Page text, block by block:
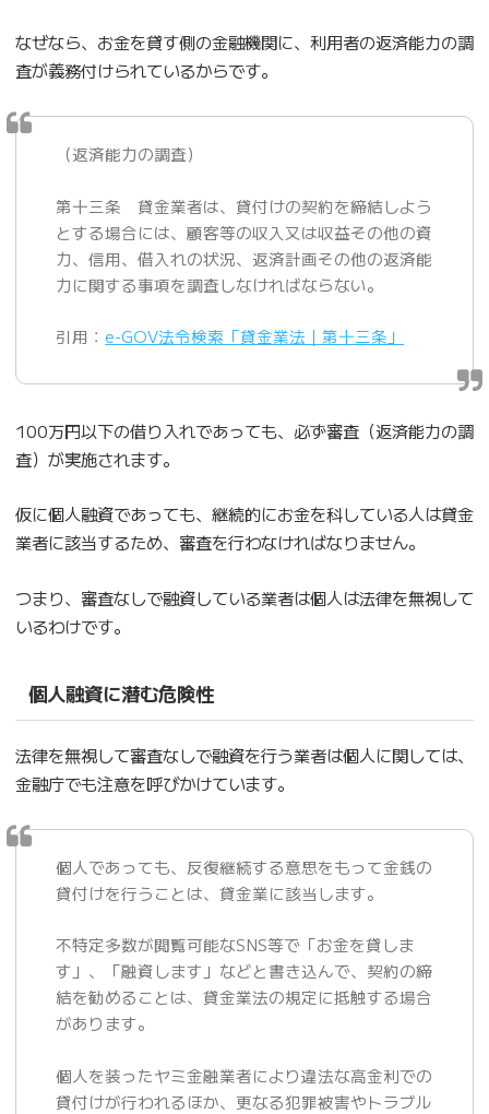
なぜなら、お金を貸す側の金融機関に、利用者の返済能力の調
査が義務付けられているからです。
（返済能力の調査）
第十三条 貸金業者は、貸付けの契約を締結しよう
とする場合には、顧客等の収入又は収益その他の資
力、信用、借入れの状況、返済計画その他の返済能
力に関する事項を調査しなければならない。
引用：e-GOV法令検索「貸金業法｜第十三条」
100万円以下の借り入れであっても、必ず審査（返済能力の調
査）が実施されます。
仮に個人融資であっても、継続的にお金を科している人は貸金
業者に該当するため、審査を行わなければなりません。
つまり、審査なしで融資している業者は個人は法律を無視して
いるわけです。
個人融資に潜む危険性
法律を無視して審査なしで融資を行う業者は個人に関しては、
金融庁でも注意を呼びかけています。
個人であっても、反復継続する意思をもって金銭の
貸付けを行うことは、貸金業に該当します。
不特定多数が閲覧可能なSNS等で「お金を貸しま
す」、「融資します」などと書き込んで、契約の締
結を勧めることは、貸金業法の規定に抵触する場合
があります。
個人を装ったヤミ金融業者により違法な高金利での
貸付けが行われるほか、更なる犯罪被害やトラブル